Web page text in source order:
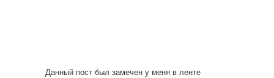
Данный пост был замечен у меня в ленте